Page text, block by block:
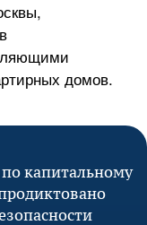
домов.
по капитальному